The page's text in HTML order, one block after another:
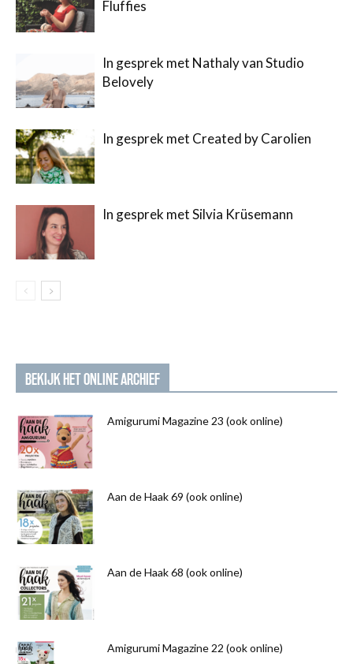
Fluffies
In gesprek met Nathaly van Studio
Belovely
In gesprek met Created by Carolien
In gesprek met Silvia Krüsemann
BEKIJK HET ONLINE ARCHIEF
Amigurumi Magazine 23 (ook online)
Aan de Haak 69 (ook online)
Aan de Haak 68 (ook online)
Amigurumi Magazine 22 (ook online)